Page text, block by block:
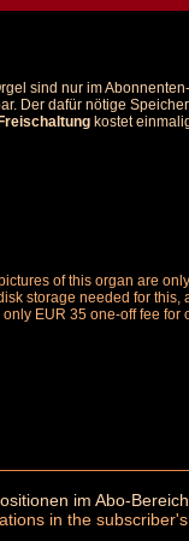
sind nur im
Der dafür nötige
kostet
of this organ are
storage needed for
EUR 35 one-off fee
im Abo-
in the